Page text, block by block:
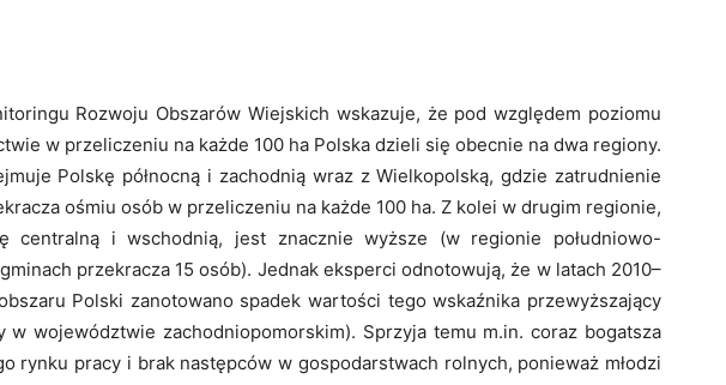
Rozwoju Obszarów Wiejskich wskazuje, że pod względem poziomu
w przeliczeniu na każde 100 ha Polska dzieli się obecnie na dwa regiony.
Polskę północną i zachodnią wraz z Wielkopolską, gdzie zatrudnienie
ośmiu osób w przeliczeniu na każde 100 ha. Z kolei w drugim regionie,
centralną i wschodnią, jest znacznie wyższe (w regionie południowo-
przekracza 15 osób). Jednak eksperci odnotowują, że w latach 2010–
Polski zanotowano spadek wartości tego wskaźnika przewyższający
w województwie zachodniopomorskim). Sprzyja temu m.in. coraz bogatsza
rynku pracy i brak następców w gospodarstwach rolnych, ponieważ młodzi